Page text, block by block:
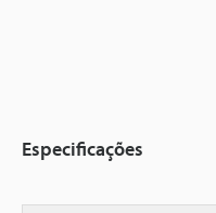
Especificações